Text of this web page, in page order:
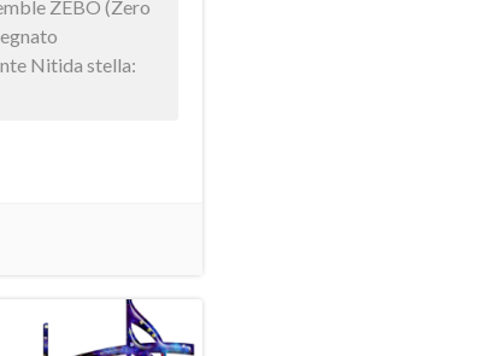
ZEBO (Zero
Nitida stella: